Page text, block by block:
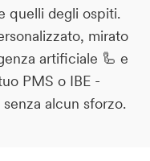
quelli degli ospiti.
mirato
artificiale 🦾 e
PMS o IBE -
alcun sforzo.